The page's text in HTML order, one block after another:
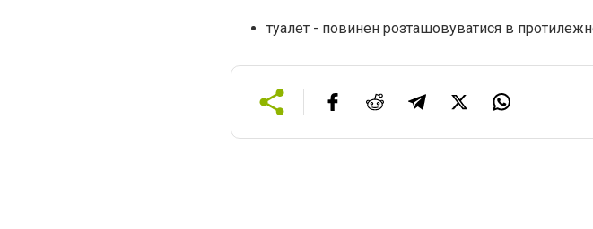
туалет - повинен розташовуватися в